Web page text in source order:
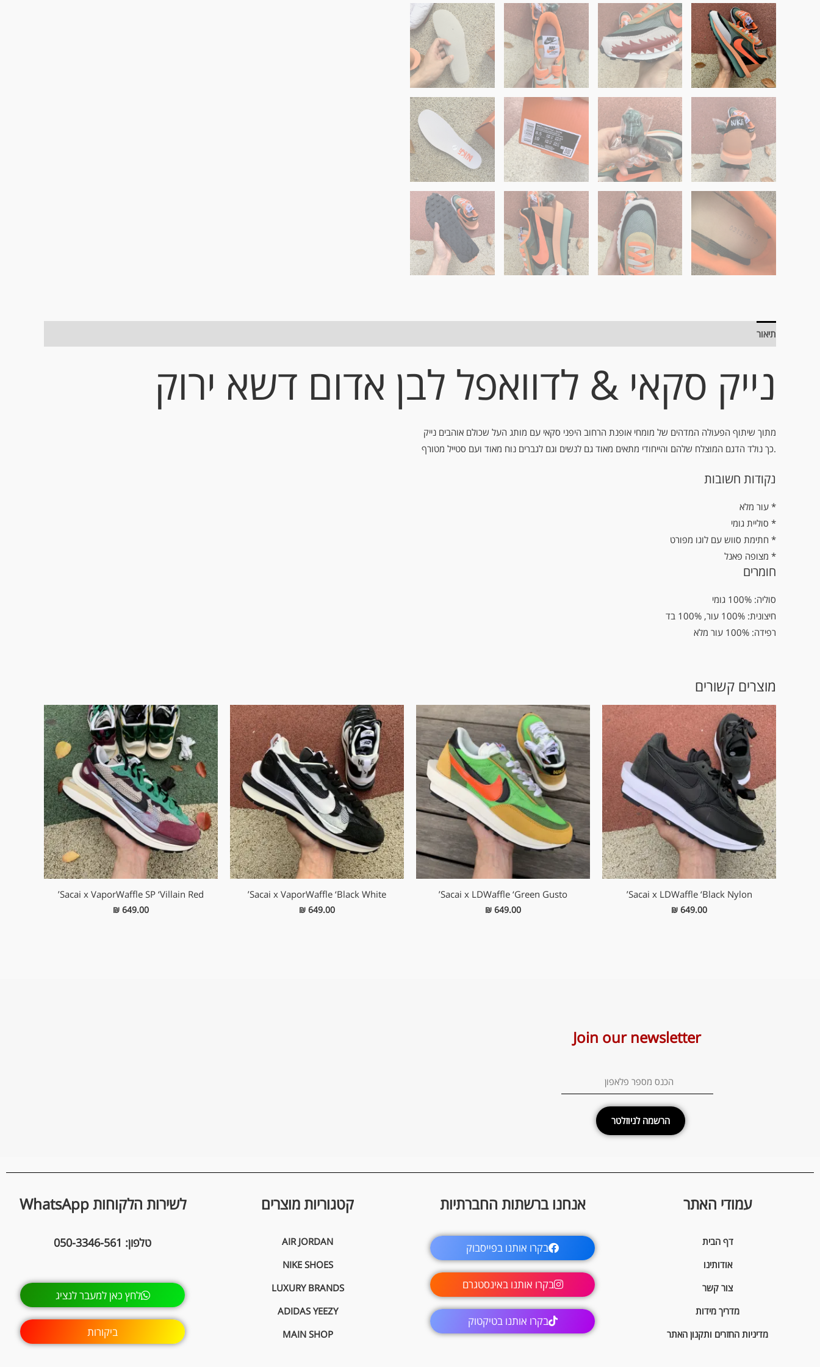
תיאור
נייק סקאי & לדוואפל לבן אדום דשא ירוק
מתוך שיתוף הפעולה המדהים של מומחי אופנת הרחוב היפני סקאי עם מותג העל שכולם אוהבים נייק
כך נולד הדגם המוצלח שלהם והייחודי מתאים מאוד גם לנשים וגם לגברים נוח מאוד ועם סטייל מטורף.
נקודות חשובות
עור מלא *
* סוליית גומי
* חתימת סווש עם לוגו מפורט
* מצופה פאנל
חומרים
סוליה: 100% גומי
חיצונית: 100% עור, 100% בד
רפידה: 100% עור מלא
מוצרים קשורים
Sacai x LDWaffle ‘Black Nylon’
₪ 649.00
Sacai x LDWaffle ‘Green Gusto’
₪ 649.00
Sacai x VaporWaffle ‘Black White’
₪ 649.00
Sacai x VaporWaffle SP ‘Villain Red’
₪ 649.00
Join our newsletter
הרשמה לניוזלטר
עמודי האתר
דף הבית
אודותינו
צור קשר
מדריך מידות
מדיניות החזרים ותקנון האתר
אנחנו ברשתות החברתיות
בקרו אותנו בפייסבוק
בקרו אותנו באינסטגרם
בקרו אותנו בטיקטוק
קטגוריות מוצרים
AIR JORDAN
NIKE SHOES
LUXURY BRANDS
ADIDAS YEEZY
MAIN SHOP
לשירות הלקוחות WhatsApp
טלפון: 050-3346-561
לחץ כאן למעבר לנציג
ביקורות